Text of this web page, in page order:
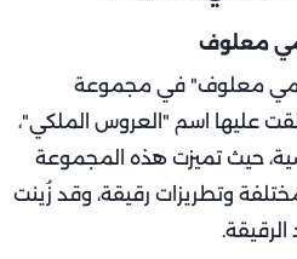
معلوف" في مجموعة
التي أطلقت عليها اسم "العروس الملكي"،
حيث تميزت هذه المجموعة
وتطريزات رقيقة، وقد زُينت